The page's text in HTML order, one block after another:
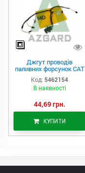
Джгут проводів
паливних форсунок CAT
C7/C9 (546-2154)
Код: 5462154
В наявності
44,69 грн.
КУПИТИ